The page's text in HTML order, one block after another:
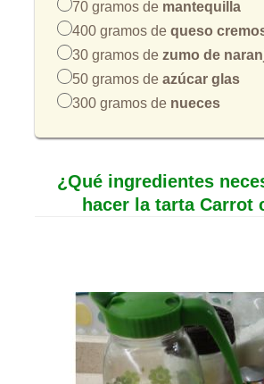
70 gramos de mantequilla
400 gramos de queso
30 gramos de zumo de
50 gramos de azúcar glas
300 gramos de nueces
¿Qué ingredientes
hacer la tarta Carrot